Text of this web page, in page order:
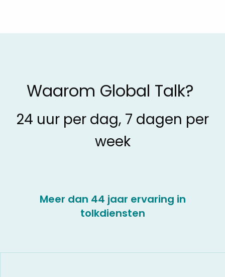
Waarom Global Talk?
24 uur per dag, 7 dagen per
week
Meer dan 44 jaar ervaring in
tolkdiensten